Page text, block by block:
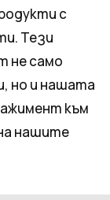
с
Тези
не само
но и нашата
към
нашите